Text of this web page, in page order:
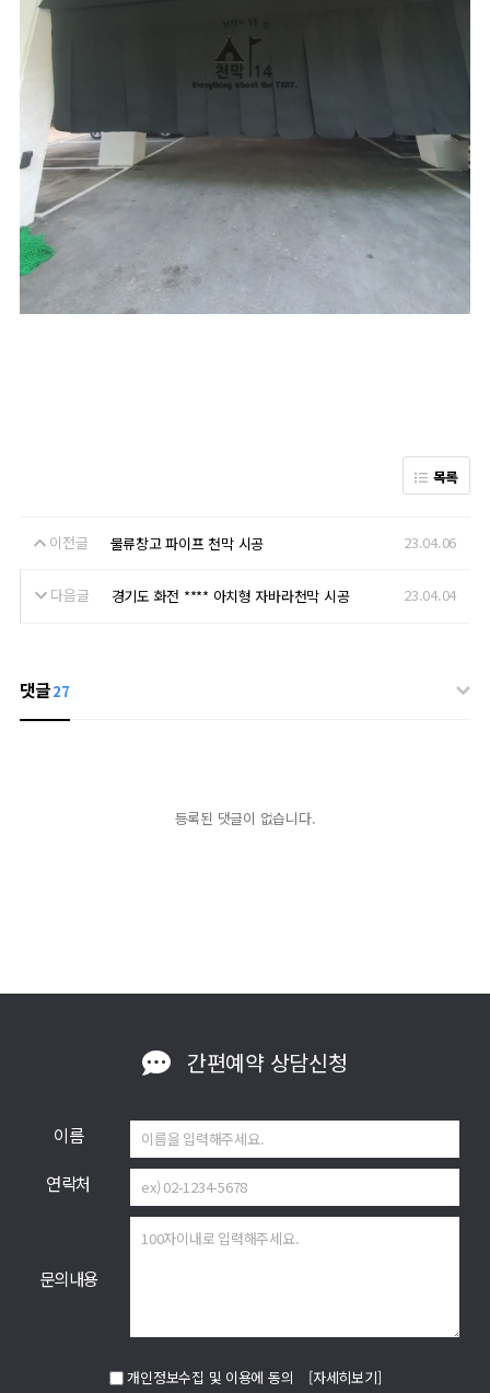
목록
이전글 물류창고 파이프 천막 시공 23.04.06
다음글 경기도 화전 **** 아치형 자바라천막 시공 23.04.04
댓글27
등록된 댓글이 없습니다.
간편예약상담신청
이름
연락처
문의내용
개인정보수집 및 이용에 동의 [자세히보기]